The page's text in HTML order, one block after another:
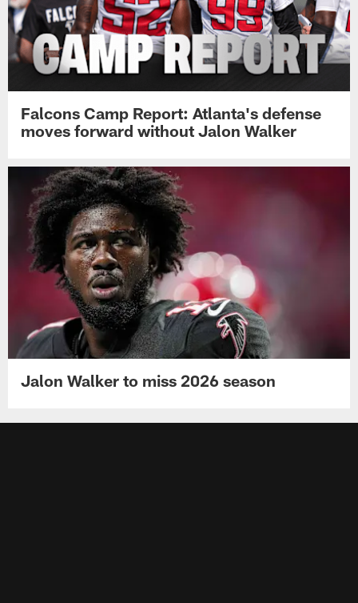
Falcons Camp Report: Atlanta's defense
moves forward without Jalon Walker
Jalon Walker to miss 2026 season